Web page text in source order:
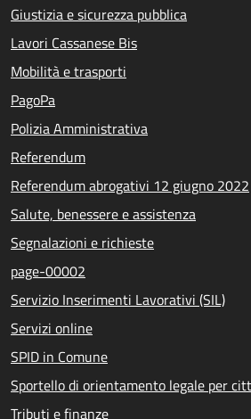
Giustizia e sicurezza pubblica
Lavori Cassanese Bis
Mobilità e trasporti
PagoPa
Polizia Amministrativa
Referendum
Referendum abrogativi 12 giugno 2022
Salute, benessere e assistenza
Segnalazioni e richieste
page-00002
Servizio Inserimenti Lavorativi (SIL)
Servizi online
SPID in Comune
Sportello di orientamento legale per
Tributi e finanze